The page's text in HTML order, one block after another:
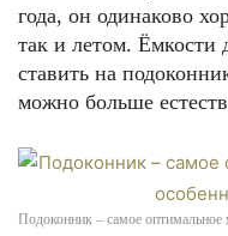
года, он одинаково
так и летом. Ёмкости
ставить на
можно больше
Подоконник – самое